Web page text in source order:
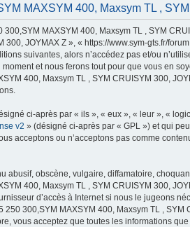
MAXSYM 400, Maxsym TL ,
MAXSYM 400, Maxsym TL , SYM
300, JOYMAX Z », « https://www.sym-gts.fr/
suivantes, alors n’accédez pas et/ou
et nous ferons tout pour que vous en
400, Maxsym TL , SYM CRUISYM 300,
ci-après par « ils », « eux », « leur », «
v2 » (désigné ci-après par « GPL ») et qui
acceptons ou n’acceptons pas comme
abusif, obscène, vulgaire, diffamatoire,
400, Maxsym TL , SYM CRUISYM 300,
d’accès à Internet si nous le jugeons
250 300,SYM MAXSYM 400, Maxsym TL ,
vous acceptez que toutes les informations